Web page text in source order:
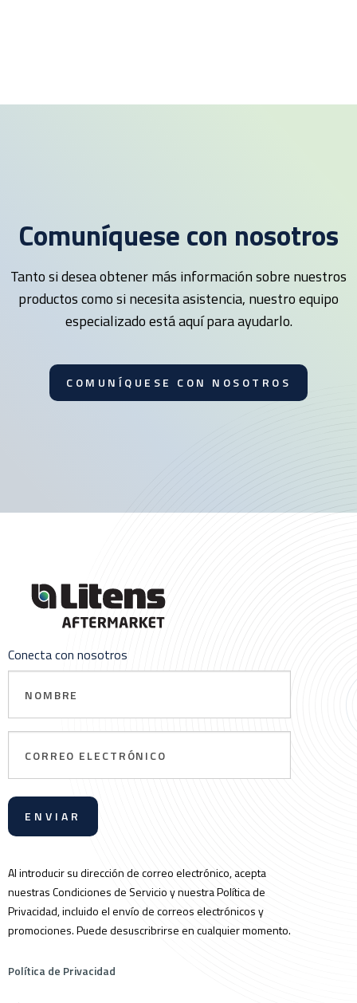
Comuníquese con nosotros
Tanto si desea obtener más información sobre nuestros
productos como si necesita asistencia, nuestro equipo
especializado está aquí para ayudarlo.
COMUNÍQUESE CON NOSOTROS
Conecta con nosotros
electrónico
Al introducir su dirección de correo electrónico, acepta
nuestras Condiciones de Servicio y nuestra Política de
Privacidad, incluido el envío de correos electrónicos y
promociones. Puede desuscribrirse en cualquier momento.
Política de Privacidad